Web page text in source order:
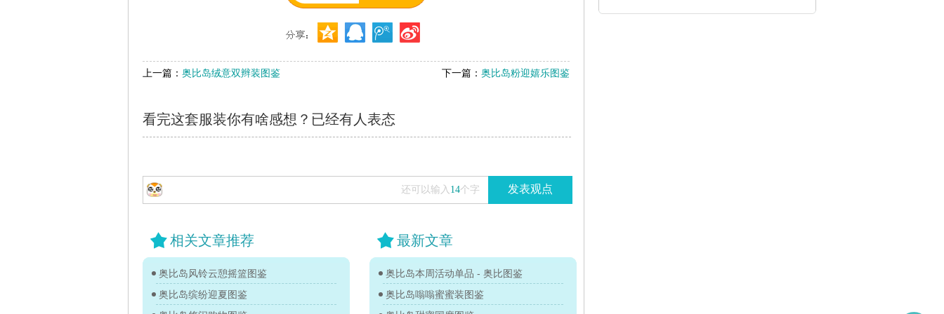
上一篇： 奥比岛绒意双辫装图鉴 下一篇： 奥比岛粉迎嬉乐图鉴
看完这套服装你有啥感想？已经有人表态
还可以输入 14个字 发表观点
相关文章推荐
奥比岛风铃云憩摇篮图鉴
奥比岛缤纷迎夏图鉴
最新文章
奥比岛本周活动单品 - 奥比图鉴
奥比岛嗡嗡蜜蜜装图鉴